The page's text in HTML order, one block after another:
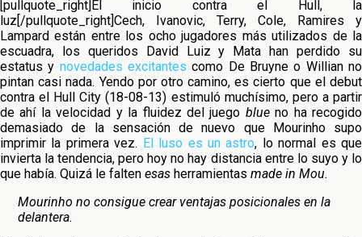
[pullquote_right]El inicio contra el Hull, la
luz[/pullquote_right]Cech, Ivanovic, Terry, Cole, Ramires y
Lampard están entre los ocho jugadores más utilizados de la
escuadra, los queridos David Luiz y Mata han perdido su
estatus y novedades excitantes como De Bruyne o Willian no
pintan casi nada. Yendo por otro camino, es cierto que el debut
contra el Hull City (18-08-13) estimuló muchísimo, pero a partir
de ahí la velocidad y la fluidez del juego blueno ha recogido
demasiado de la sensación de nuevo que Mourinho supo
imprimir la primera vez. El luso es un astro, lo normal es que
invierta la tendencia, pero hoy no hay distancia entre lo suyo y lo
que había. Quizá le falten esas herramientas made in Mou.
Mourinho no consigue crear ventajas posicionales en la
delantera.